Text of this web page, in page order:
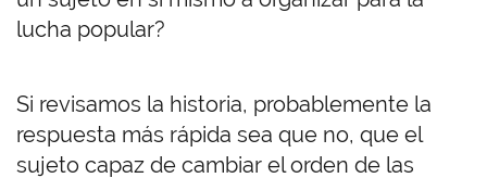
lucha popular?
Si revisamos la historia, probablemente la
respuesta más rápida sea que no, que el
sujeto capaz de cambiar el orden de las